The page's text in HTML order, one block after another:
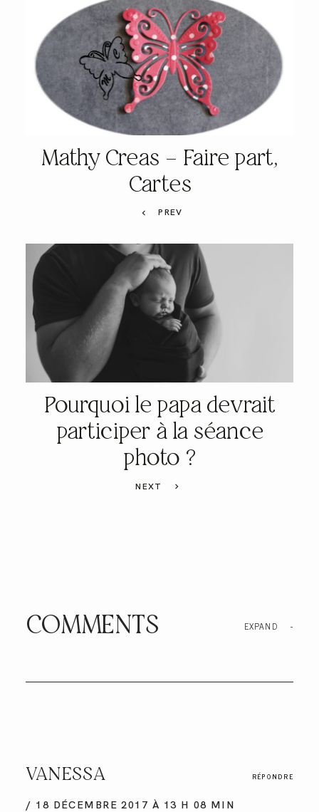
Mathy Creas – Faire part,
Cartes
PREV
Pourquoi le papa devrait
participer à la séance
photo ?
NEXT
COMMENTS EXPAND -
VANESSA
18 DÉCEMBRE 2017 À 13 H 08 MIN
RÉPONDRE